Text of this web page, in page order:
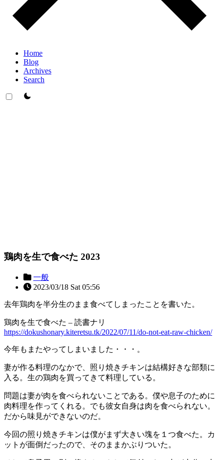
Home
Blog
Archives
Search
theme switcher
鶏肉を生で食べた 2023
一般
2023/03/18 Sat 05:56
去年鶏肉を半分生のまま食べてしまったことを書いた。
鶏肉を生で食べた – 読書ナリ
https://dokushonary.kiteretsu.tk/2022/07/11/do-not-eat-raw-chicken/
今年もまたやってしまいました・・・。
妻が作る料理のなかで、照り焼きチキンは結構好きな部類に
入る。生の鶏肉を買ってきて料理している。
問題は妻が肉を食べられないことである。僕や息子のために
肉料理を作ってくれる。でも彼女自身は肉を食べられない。
だから味見ができないのだ。
今回の照り焼きチキンは僕がまず大きい塊を１つ食べた。カ
ットが面倒だったので、そのままかぶりついた。